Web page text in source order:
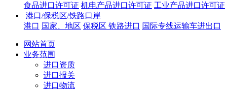
食品进口许可证 机电产品进口许可证 工业产品进口许可证
港口/保税区/铁路口岸
港口 国家、地区 保税区 铁路进口 国际专线运输车进出口
网站首页
业务范围
进口资质
进口报关
进口物流